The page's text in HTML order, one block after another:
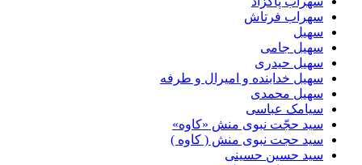
سهراب فرتاش
سهیل
سهیل جامی
سهیل حیدری
سهیل خدابنده و امیرال و طرفه
سهیل محمدی
سیامک عباسی
سید حجّت نبوی منش «کاوه»
سید حجت نبوی منش ( کاوه )
سید حسین حسینى